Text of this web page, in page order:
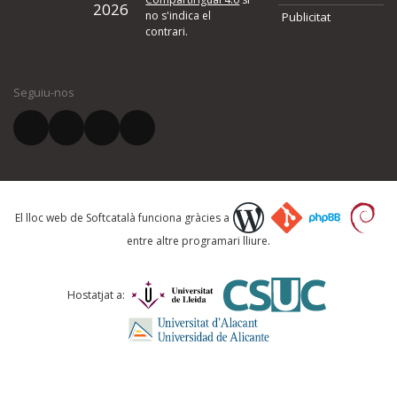
2026
no s'indica el
contrari.
Publicitat
Seguiu-nos
El lloc web de Softcatalà funciona gràcies a
entre altre programari lliure.
Hostatjat a: